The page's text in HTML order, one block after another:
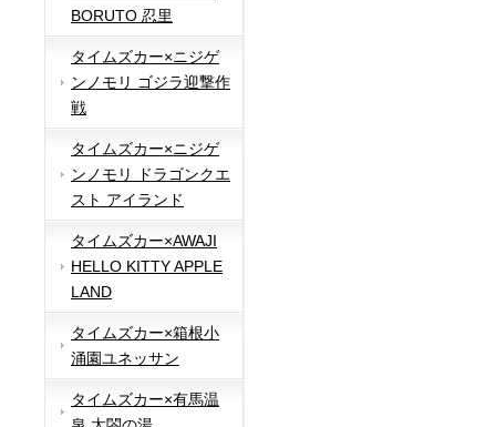
BORUTO 忍里
タイムズカー×ニジゲ
ンノモリ ゴジラ迎撃作
戦
タイムズカー×ニジゲ
ンノモリ ドラゴンクエ
スト アイランド
タイムズカー×AWAJI
HELLO KITTY APPLE
LAND
タイムズカー×箱根小
涌園ユネッサン
タイムズカー×有馬温